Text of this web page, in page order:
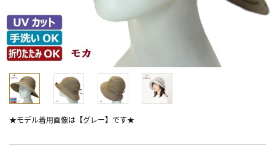
★モデル着用画像は【グレー】です★